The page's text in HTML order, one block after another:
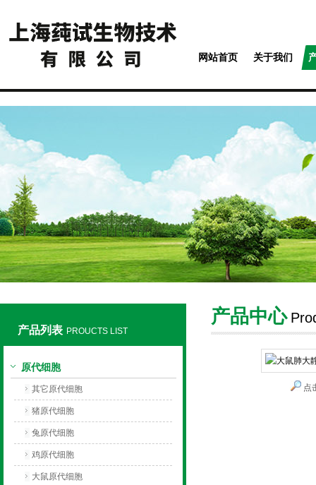
网站首页 关于我们
产品列表 PROUCTS LIST
原代细胞
其它原代细胞
猪原代细胞
兔原代细胞
鸡原代细胞
大鼠原代细胞
产品中心
点